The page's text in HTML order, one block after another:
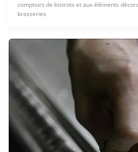
comptoirs de bistrots et aux éléments
brasseries